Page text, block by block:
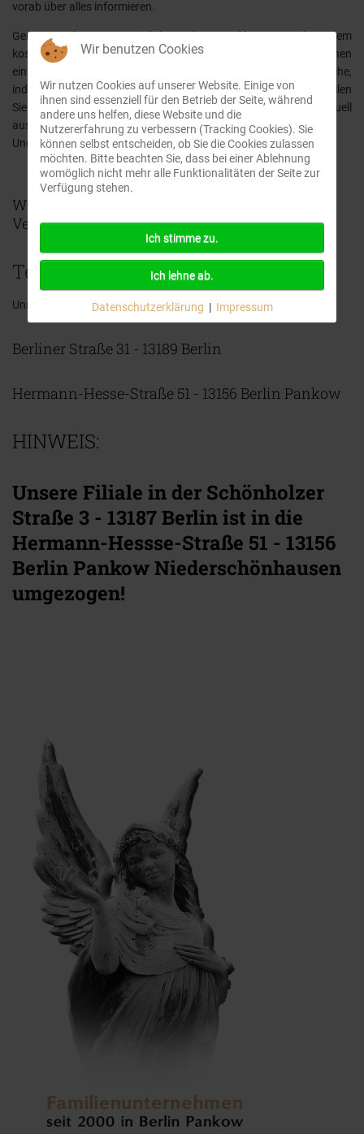
vorab über alles informieren.
Gerne sprechen wir persönlich mit Ihnen und beraten Sie bei einem
kostenlosen Hausbesuch oder in unseren Büros. Wir bieten Ihnen
eine umfassende fachliche Beratung und eine persönliche,
individuelle Betreuung vor, im und nach dem Trauerfall an. Stellen
Sie mit uns die Bestattung ganz nach Ihren Wünschen individuell
aus unserem reichhaltigen Angebot zusammen.
Und das alles immer zu fairen Preisen.
Wir stehen Ihnen immer Rund um die Uhr zur
Verfügung.
Telefon: 030 499 180 60
Unsere Büros finden Sie in BerlinPankow
Berliner Straße 31 - 13189 Berlin
Hermann-Hesse-Straße 51 - 13156 Berlin Pankow
HINWEIS:
Unsere Filiale in der Schönholzer
Straße 3 - 13187 Berlin ist in die
Hermann-Hessse-Straße 51 - 13156
Berlin Pankow Niederschönhausen
umgezogen!
Wir benutzen Cookies
Wir nutzen Cookies auf unserer Website. Einige von
ihnen sind essenziell für den Betrieb der Seite, während
andere uns helfen, diese Website und die
Nutzererfahrung zu verbessern (Tracking Cookies). Sie
können selbst entscheiden, ob Sie die Cookies zulassen
möchten. Bitte beachten Sie, dass bei einer Ablehnung
womöglich nicht mehr alle Funktionalitäten der Seite zur
Verfügung stehen.
Ich stimme zu.
Ich lehne ab.
Datenschutzerklärung | Impressum